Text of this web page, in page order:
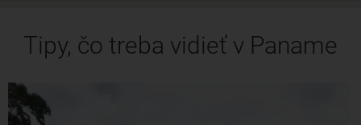
Tipy, čo treba vidieť v Paname